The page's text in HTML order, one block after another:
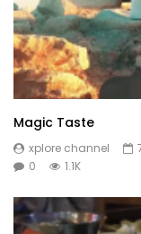
Magic Taste
xplore channel
0
1.1K